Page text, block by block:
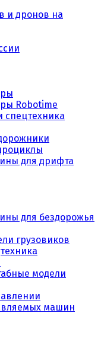
и дронов на
Robotime
для дрифта
для бездорожья
грузовиков
модели
машин